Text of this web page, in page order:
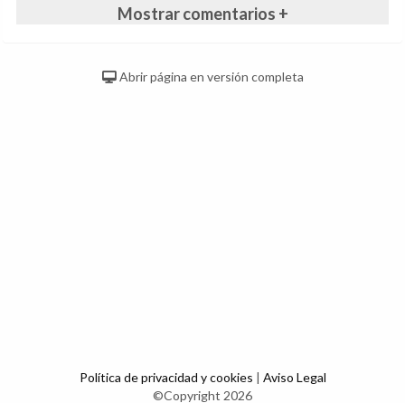
Mostrar comentarios +
Abrir página en versión completa
Política de privacidad y cookies | Aviso Legal
©Copyright 2026